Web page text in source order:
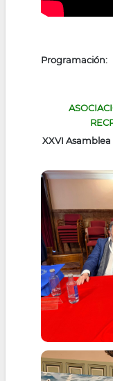
Programación:
XXVI